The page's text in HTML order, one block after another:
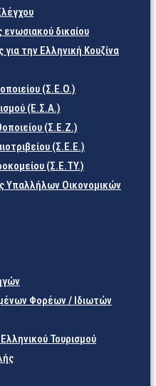
δικαίου
για την Ελληνική Κουζίνα
(Σ.Ε.Ο.)
(Ε.Σ.Α.)
(Σ.Ε.Ζ.)
(Σ.Ε.Ε.)
(Σ.Ε.TY.)
Υπαλλήλων Οικονομικών
Φορέων / Ιδιωτών
Τουρισμού